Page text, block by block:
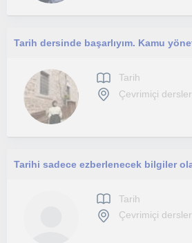
Tarih
Çevrimiçi dersler
Tarih
Çevrimiçi dersler